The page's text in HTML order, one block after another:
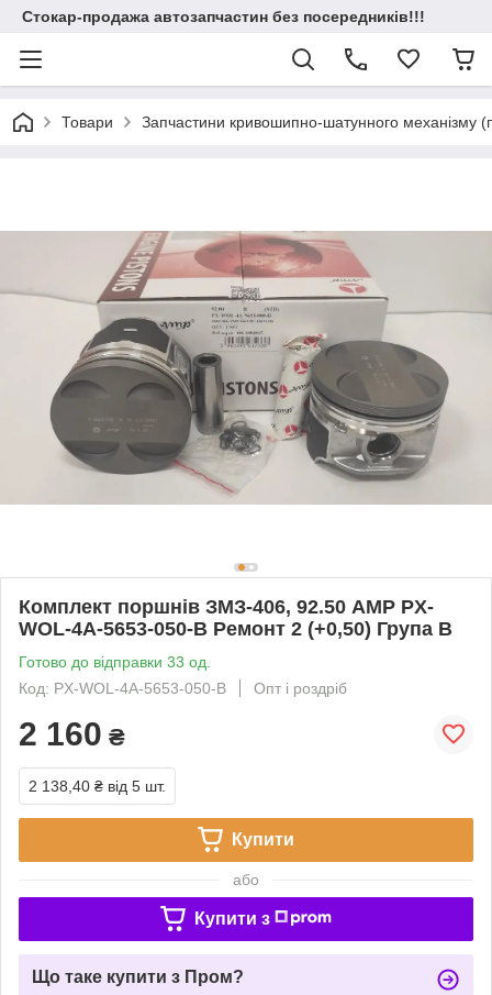
Стокар-продажа автозапчастин без посередників!!!
Товари Запчастини кривошипно-шатунного механізму
Комплект поршнів ЗМЗ-406, 92.50 AMP PX-
WOL-4A-5653-050-B Ремонт 2 (+0,50) Група B
Готово до відправки 33 од.
Код: PX-WOL-4A-5653-050-B
Опт і роздріб
2 160 ₴
2 138,40 ₴ від 5 шт.
Купити
або
Купити з
Що таке купити з Пром?